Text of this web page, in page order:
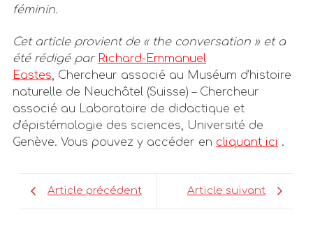
féminin.
Cet article provient de « the conversation » et a
été rédigé par Richard-Emmanuel
Eastes, Chercheur associé au Muséum d’histoire
naturelle de Neuchâtel (Suisse) – Chercheur
associé au Laboratoire de didactique et
d’épistémologie des sciences, Université de
Genève. Vous pouvez y accéder en cliquant ici .
Article précédent Article suivant